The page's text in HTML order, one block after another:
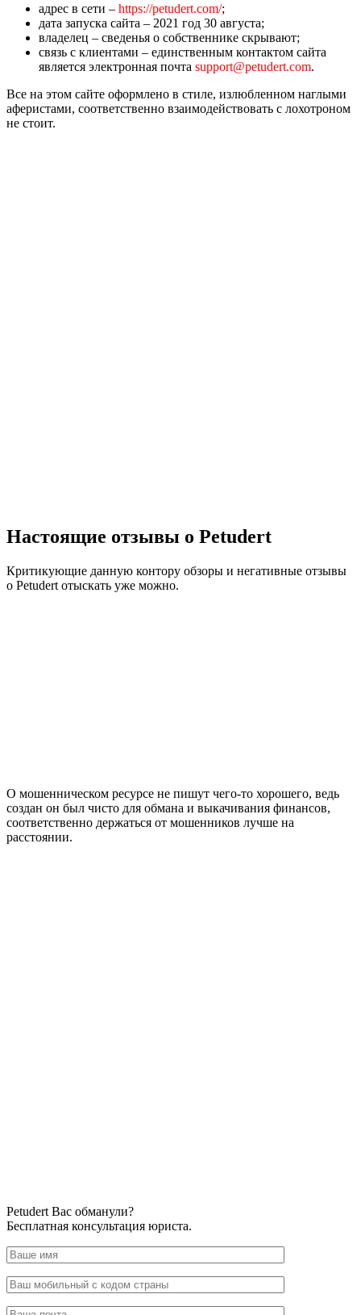
адрес в сети – https://petudert.com/;
дата запуска сайта – 2021 год 30 августа;
владелец – сведенья о собственнике скрывают;
связь с клиентами – единственным контактом сайта
является электронная почта support@petudert.com.
Все на этом сайте оформлено в стиле, излюбленном наглыми
аферистами, соответственно взаимодействовать с лохотроном
не стоит.
Настоящие отзывы о Petudert
Критикующие данную контору обзоры и негативные отзывы
о Petudert отыскать уже можно.
О мошенническом ресурсе не пишут чего-то хорошего, ведь
создан он был чисто для обмана и выкачивания финансов,
соответственно держаться от мошенников лучше на
расстоянии.
Petudert Вас обманули?
Бесплатная консультация юриста.